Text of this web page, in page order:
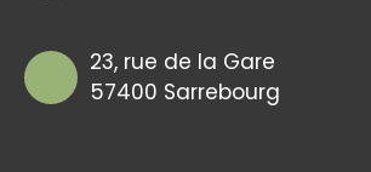
23, rue de la Gare
57400 Sarrebourg